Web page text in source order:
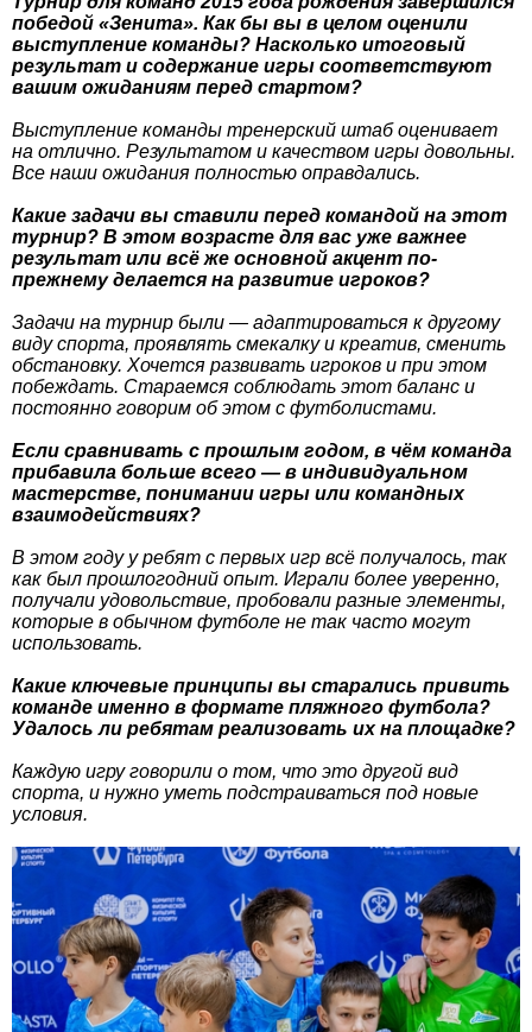
победой «Зенита». Как бы вы в целом оценили
выступление команды? Насколько итоговый
результат и содержание игры соответствуют
вашим ожиданиям перед стартом?
Выступление команды тренерский штаб оценивает
на отлично. Результатом и качеством игры довольны.
Все наши ожидания полностью оправдались.
Какие задачи вы ставили перед командой на этот
турнир? В этом возрасте для вас уже важнее
результат или всё же основной акцент по-
прежнему делается на развитие игроков?
Задачи на турнир были — адаптироваться к другому
виду спорта, проявлять смекалку и креатив, сменить
обстановку. Хочется развивать игроков и при этом
побеждать. Стараемся соблюдать этот баланс и
постоянно говорим об этом с футболистами.
Если сравнивать с прошлым годом, в чём команда
прибавила больше всего — в индивидуальном
мастерстве, понимании игры или командных
взаимодействиях?
В этом году у ребят с первых игр всё получалось, так
как был прошлогодний опыт. Играли более уверенно,
получали удовольствие, пробовали разные элементы,
которые в обычном футболе не так часто могут
использовать.
Какие ключевые принципы вы старались привить
команде именно в формате пляжного футбола?
Удалось ли ребятам реализовать их на площадке?
Каждую игру говорили о том, что это другой вид
спорта, и нужно уметь подстраиваться под новые
условия.